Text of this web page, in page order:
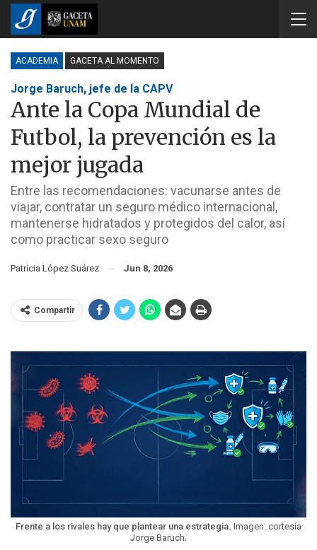
ACADEMIA GACETA AL MOMENTO
Jorge Baruch, jefe de la CAPV
Ante la Copa Mundial de
Futbol, la prevención es la
mejor jugada
Entre las recomendaciones: vacunarse antes de
viajar, contratar un seguro médico internacional,
mantenerse hidratados y protegidos del calor, así
como practicar sexo seguro
Patricia López Suárez Jun 8, 2026
Compartir
Frente a los rivales hay que plantear una estrategia. Imagen: cortesía
Jorge Baruch.